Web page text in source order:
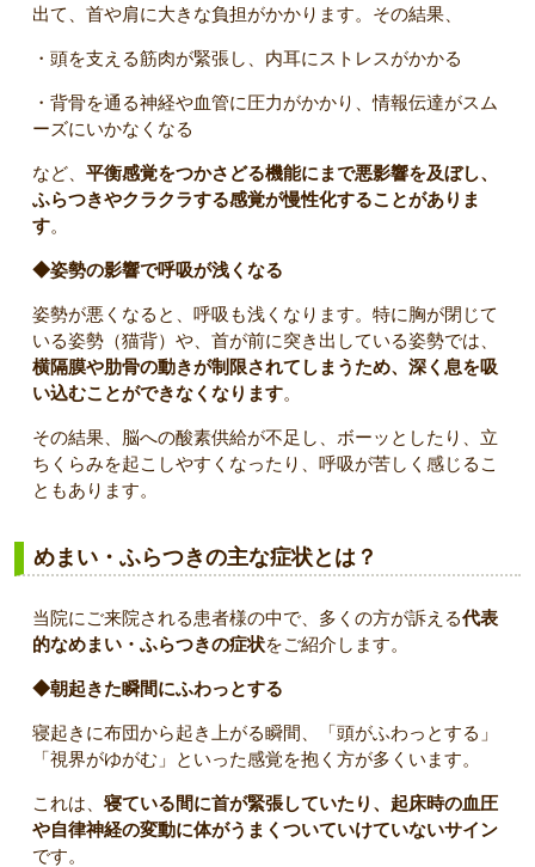
出て、首や肩に大きな負担がかかります。その結果、
・頭を支える筋肉が緊張し、内耳にストレスがかかる
・背骨を通る神経や血管に圧力がかかり、情報伝達がスム
ーズにいかなくなる
など、 平衡感覚をつかさどる機能にまで悪影響を及ぼし、
ふらつきやクラクラする感覚が慢性化することがありま
す。
◆姿勢の影響で呼吸が浅くなる
姿勢が悪くなると、呼吸も浅くなります。特に胸が閉じて
いる姿勢（猫背）や、首が前に突き出している姿勢では、
横隔膜や肋骨の動きが制限されてしまうため、深く息を吸
い込むことができなくなります。
その結果、脳への酸素供給が不足し、ボーッとしたり、立
ちくらみを起こしやすくなったり、呼吸が苦しく感じるこ
ともあります。
めまい・ふらつきの主な症状とは？
当院にご来院される患者様の中で、多くの方が訴える代表
的なめまい・ふらつきの症状をご紹介します。
◆朝起きた瞬間にふわっとする
寝起きに布団から起き上がる瞬間、「頭がふわっとする」
「視界がゆがむ」といった感覚を抱く方が多くいます。
これは、 寝ている間に首が緊張していたり、起床時の血圧
や自律神経の変動に体がうまくついていけていないサイン
です。